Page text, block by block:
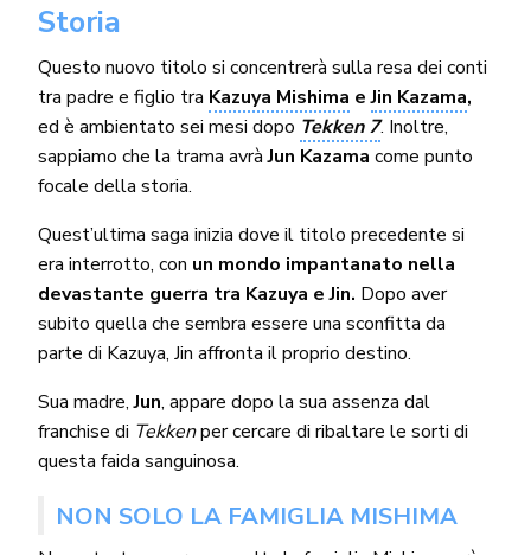
Storia
Questo nuovo titolo si concentrerà sulla resa dei conti
tra padre e figlio tra Kazuya Mishima eJin Kazama,
ed è ambientato sei mesi dopo Tekken 7. Inoltre,
sappiamo che la trama avràJun Kazama come punto
focale della storia.
Quest’ultima saga inizia dove il titolo precedente si
era interrotto, con un mondo impantanato nella
devastante guerra tra Kazuya e Jin. Dopo aver
subito quella che sembra essere una sconfitta da
parte di Kazuya, Jin affronta il proprio destino.
Sua madre,Jun, appare dopo la sua assenza dal
franchise di Tekkenper cercare di ribaltare le sorti di
questa faida sanguinosa.
NON SOLO LA FAMIGLIA MISHIMA